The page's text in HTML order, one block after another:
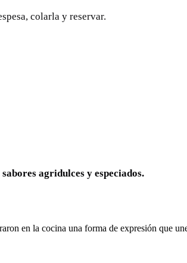
colarla y reservar.
sabores agridulces y especiados.
en la cocina una forma de expresión que